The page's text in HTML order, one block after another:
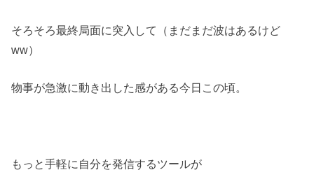
そろそろ最終局面に突入して（まだまだ波はあるけど
ww）
物事が急激に動き出した感がある今日この頃。
もっと手軽に自分を発信するツールが